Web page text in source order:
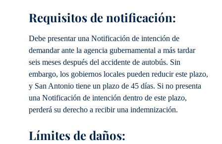
Requisitos de notificación:
Debe presentar una Notificación de intención de
demandar ante la agencia gubernamental a más tardar
seis meses después del accidente de autobús. Sin
embargo, los gobiernos locales pueden reducir este plazo,
y San Antonio tiene un plazo de 45 días. Si no presenta
una Notificación de intención dentro de este plazo,
perderá su derecho a recibir una indemnización.
Límites de daños: